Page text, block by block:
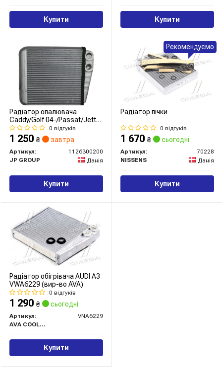
Купити Купити
Радіатор опалювача
Caddy/Golf 04-/Passat/Jetta
05-
0 відгуків
1 250 ₴ завтра
Артикул:
1126300200
JP GROUP
Данія
Купити
Радіатор пічки
0 відгуків
1 670 ₴ сьогодні
Артикул:
70228
NISSENS
Данія
Купити
Рекомендуємо
Радіатор обігрівача AUDI A3
VWA6229 (вир-во AVA)
0 відгуків
1 290 ₴ сьогодні
Артикул:
VNA6229
AVA COOLING
Купити